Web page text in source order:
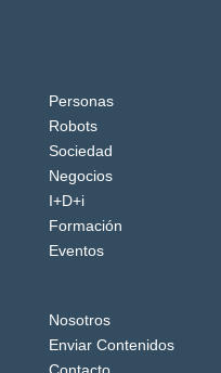
Personas
Robots
Sociedad
Negocios
I+D+i
Formación
Eventos
Nosotros
Enviar Contenidos